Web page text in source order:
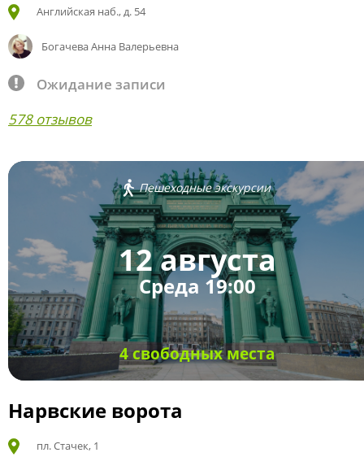
Английская наб., д. 54
Богачева Анна Валерьевна
Ожидание записи
578 отзывов
Пешеходные экскурсии
12 августа
Среда 19:00
4 свободных места
Нарвские ворота
пл. Стачек, 1